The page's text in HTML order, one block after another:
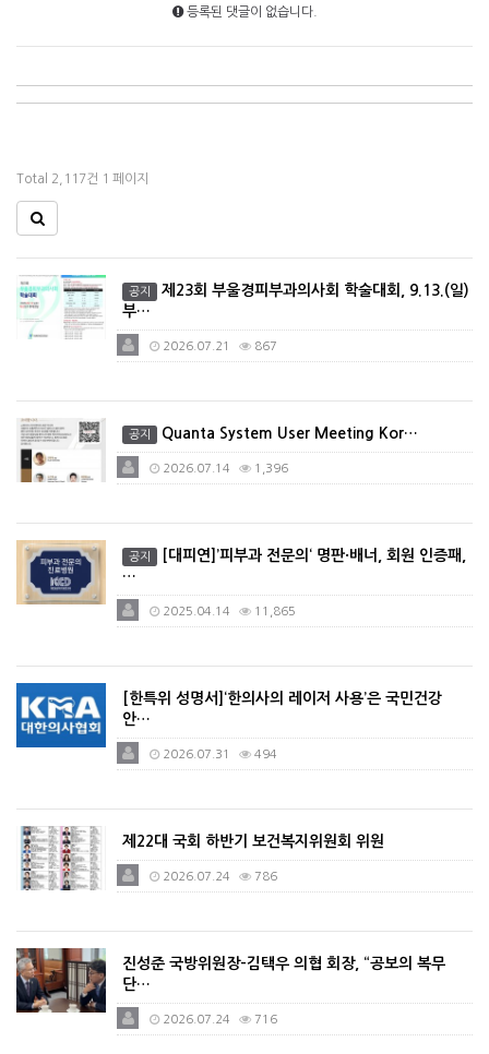
등록된 댓글이 없습니다.
Total 2,117건 1 페이지
공지
제23회 부울경피부과의사회 학술대회, 9.13.(일)
부…
2026.07.21 867
공지 Quanta System User Meeting Kor…
2026.07.14 1,396
공지
[대피연]’피부과 전문의‘ 명판·배너, 회원 인증패,
…
2025.04.14 11,865
[한특위 성명서]‘한의사의 레이저 사용’은 국민건강
안…
2026.07.31 494
제22대 국회 하반기 보건복지위원회 위원
2026.07.24 786
진성준 국방위원장-김택우 의협 회장, “공보의 복무
단…
2026.07.24 716